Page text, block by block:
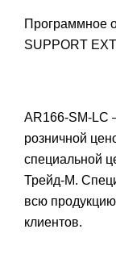
Программное
SUPPORT
AR166-SM-LC
розничной
специальной
Трейд-М.
всю
клиентов.